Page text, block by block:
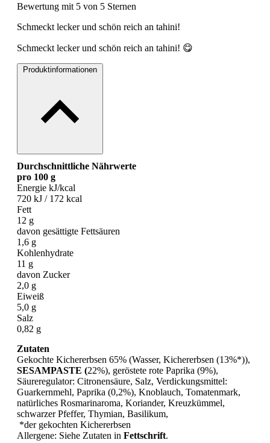
Bewertung mit 5 von 5 Sternen
Schmeckt lecker und schön reich an tahini!
Schmeckt lecker und schön reich an tahini! 😋
Durchschnittliche Nährwerte
pro 100 g
Energie kJ/kcal
720 kJ / 172 kcal
Fett
12 g
davon gesättigte Fettsäuren
1,6 g
Kohlenhydrate
11 g
davon Zucker
2,0 g
Eiweiß
5,0 g
Salz
0,82 g
Zutaten
Gekochte Kichererbsen 65% (Wasser, Kichererbsen (13%*)),
SESAMPASTE (22%), geröstete rote Paprika (9%),
Säureregulator: Citronensäure, Salz, Verdickungsmittel:
Guarkernmehl, Paprika (0,2%), Knoblauch, Tomatenmark,
natürliches Rosmarinaroma, Koriander, Kreuzkümmel,
schwarzer Pfeffer, Thymian, Basilikum,
*der gekochten Kichererbsen
Allergene: Siehe Zutaten in Fettschrift.